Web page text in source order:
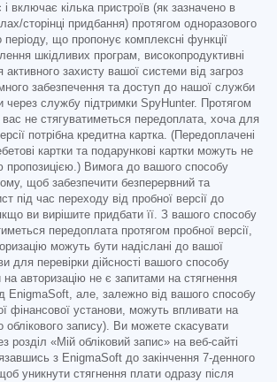
включає кілька пристроїв (як зазначено в
сторінці придбання) протягом одноразового
періоду, що пропонує комплексні функції
шкідливих програм, високопродуктивні
захисту вашої системи від загроз
забезпечення та доступ до нашої служби
через службу підтримки SpyHunter. Протягом
вас не стягуватиметься передоплата, хоча для
потрібна кредитна картка. (Передоплачені
картки та подарункові картки можуть не
пропозицією.) Вимога до вашого способу
щоб забезпечити безперервний та
під час переходу від пробної версії до
ви вирішите придбати її. З вашого способу
передоплата протягом пробної версії,
можуть бути надіслані до вашої
для перевірки дійсності вашого способу
на авторизацію не є запитами на стягнення
EnigmaSoft, але, залежно від вашого способу
фінансової установи, можуть впливати на
облікового запису). Ви можете скасувати
розділ «Мій обліковий запис» на веб-сайті
з EnigmaSoft до закінчення 7-денного
уникнути стягнення плати одразу після